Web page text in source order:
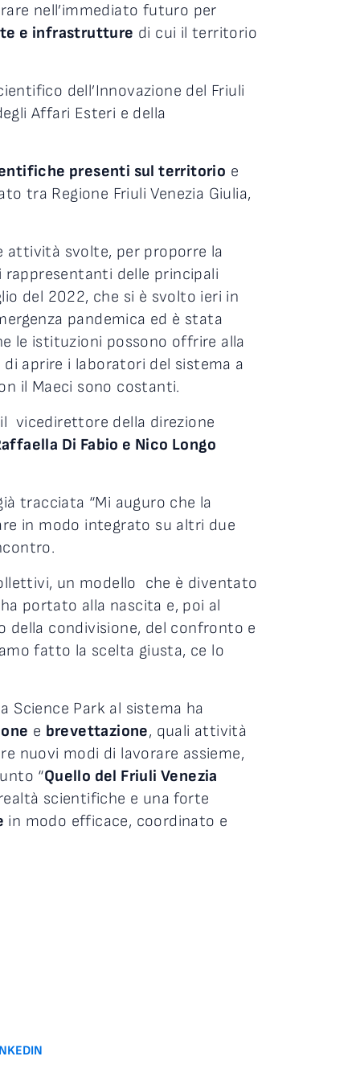
nell’immediato futuro per
e infrastrutture di cui il territorio
dell’Innovazione del Friuli
Affari Esteri e della
presenti sul territorio e
tra Regione Friuli Venezia Giulia,
attività svolte, per proporre la
delle principali
del 2022, che si è svolto ieri in
pandemica ed è stata
le istituzioni possono offrire alla
aprire i laboratori del sistema a
il Maeci sono costanti.
vicedirettore della direzione
Di Fabio e Nico Longo
tracciata “Mi auguro che la
in modo integrato su altri due
un modello che è diventato
portato alla nascita e, poi al
della condivisione, del confronto e
fatto la scelta giusta, ce lo
Science Park al sistema ha
e brevettazione, quali attività
nuovi modi di lavorare assieme,
“Quello del Friuli Venezia
scientifiche e una forte
in modo efficace, coordinato e